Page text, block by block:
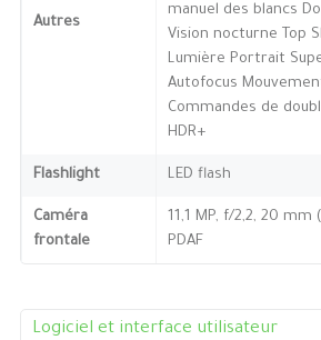
Autres
manuel des blancs
Vision nocturne Top
Lumière Portrait
Autofocus
Commandes de
HDR+
Flashlight LED flash
Caméra
frontale
11,1 MP, f/2,2, 20
PDAF
Logiciel et interface utilisateur